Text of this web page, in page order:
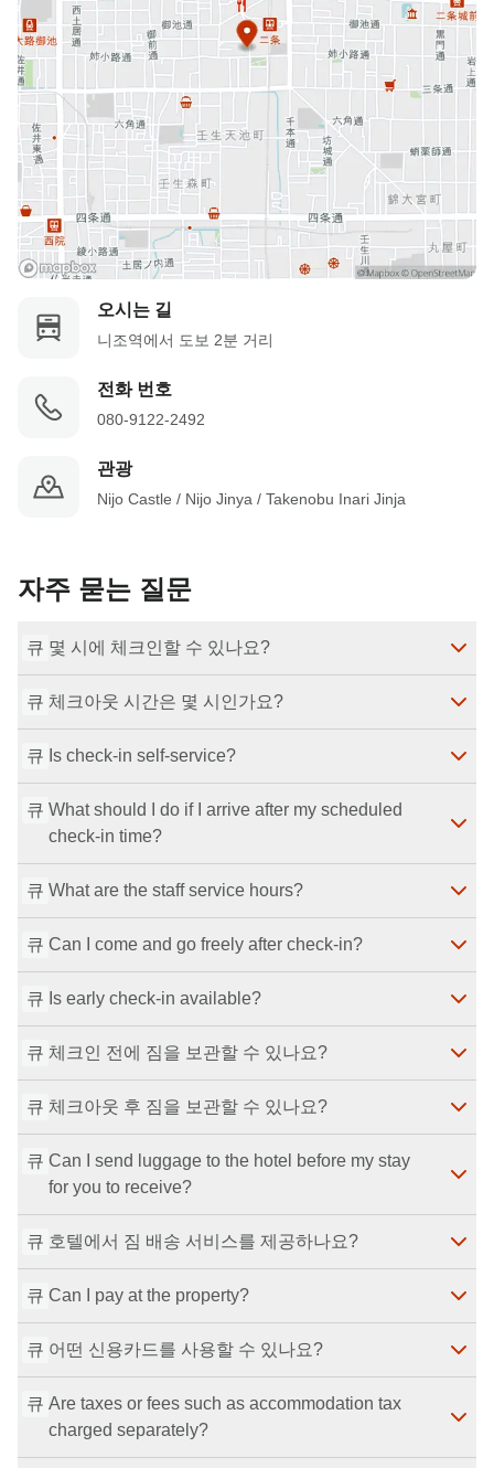
오시는 길
니조역에서 도보 2분 거리
전화 번호
080-9122-2492
관광
Nijo Castle / Nijo Jinya / Takenobu Inari Jinja
자주 묻는 질문
큐 몇 시에 체크인할 수 있나요?
Check-in is available from 15:00 until 29:00 (5:00 the
next morning).
최종 수정일：2026-07-29
큐 체크아웃 시간은 몇 시인가요?
Check-out is at 11:00.
최종 수정일：2026-07-29
큐 Is check-in self-service?
Yes, we use a self check-in system.
최종 수정일： 2026-07-29
큐 What should I do if I arrive after my scheduled
check-in time?
예정된 체크인 시간 이후에 도착하실 경우, 숙소로 미리
연락해 주시기 바랍니다.
최종 수정일：2026-07-29
큐 What are the staff service hours?
Staff are available from 10:00 to 22:30.
최종 수정일：2026-07-29
큐 Can I come and go freely after check-in?
Yes, once you have checked in, you may come and go
freely.
최종 수정일 ：2026-07-29
큐 Is early check-in available?
We’re sorry, but early check-in is not available.
최종 수정일：2026-07-29
큐 체크인 전에 짐을 보관할 수 있나요?
Yes. Before check-in, please use the lockable storage
area on the right side of the entrance. It’s available
even when staff are away. Space is for about 5
suitcases; since items are tied to the wall, width is not
a concern.
최종 수정일 ： 2026-07-29
큐 체크아웃 후 짐을 보관할 수 있나요?
죄송하지만 체크아웃 후에는 짐을 보관해 드릴 수 없습
니다.
최종 수정일：2026-07-29
큐 Can I send luggage to the hotel before my stay
for you to receive?
We’re sorry, but we do not accept luggage deliveries
sent to the property in advance.
최종 수정일：2026-07-29
큐 호텔에서 짐 배송 서비스를 제공하나요?
We’re sorry, but we do not offer luggage shipping
services from the property.
최종 수정일 ：2026-07-29
큐 Can I pay at the property?
We’re sorry, but payment at the property is not
available. Payment is by advance payment only.
최종 수정일：2026-07-29
큐 어떤 신용카드를 사용할 수 있나요?
We accept VISA, MasterCard, JCB, and AMEX.
최종 수정일：2026-07-29
큐 Are taxes or fees such as accommodation tax
charged separately?